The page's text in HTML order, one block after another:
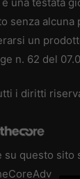
senza alcuna
un
n. 62 del
i diritti
su questo sito